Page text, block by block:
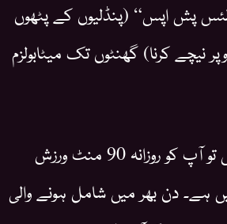
پش اپس“ (پنڈلیوں کے پٹھوں
نیچے کرنا) گھنٹوں تک میٹابولزم
دیگر الفاظ میں کہیں تو آپ کو روزانہ 90 منٹ ورزش
ہے۔ دن بھر میں شامل ہونے والی